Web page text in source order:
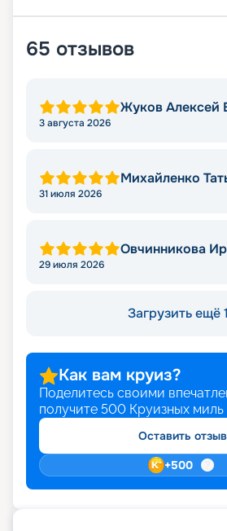
65 отзывов
Жуков Алексей
3 августа 2026
Михайленко
31 июля 2026
Овчинникова
29 июля 2026
Загрузить ещё
Как вам круиз?
Поделитесь своими
получите 500 Круизных миль
Оставить отзыв
+500